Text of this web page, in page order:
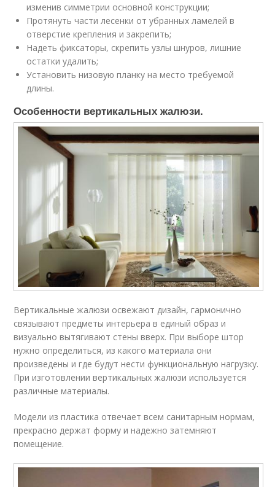
изменив симметрии основной конструкции;
Протянуть части лесенки от убранных ламелей в
отверстие крепления и закрепить;
Надеть фиксаторы, скрепить узлы шнуров, лишние
остатки удалить;
Установить низовую планку на место требуемой
длины.
Особенности вертикальных жалюзи.
Вертикальные жалюзи освежают дизайн, гармонично
связывают предметы интерьера в единый образ и
визуально вытягивают стены вверх. При выборе штор
нужно определиться, из какого материала они
произведены и где будут нести функциональную нагрузку.
При изготовлении вертикальных жалюзи используется
различные материалы.
Модели из пластика отвечает всем санитарным нормам,
прекрасно держат форму и надежно затемняют
помещение.